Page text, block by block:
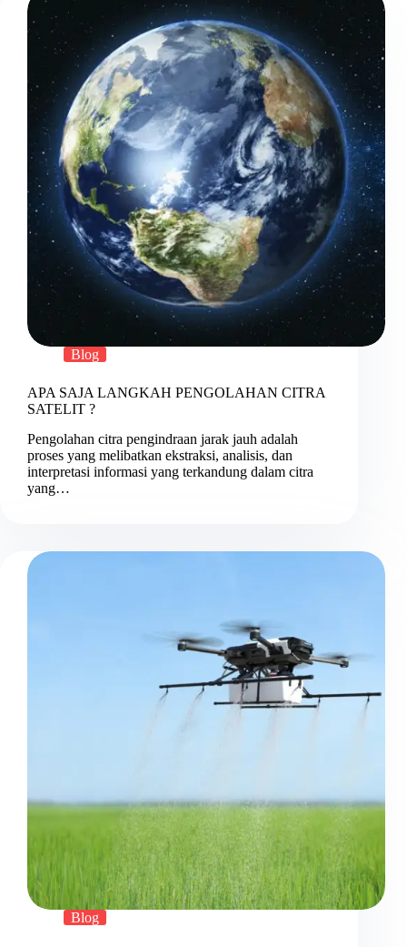
Blog
APA SAJA LANGKAH PENGOLAHAN CITRA
SATELIT ?
Pengolahan citra pengindraan jarak jauh adalah
proses yang melibatkan ekstraksi, analisis, dan
interpretasi informasi yang terkandung dalam citra
yang…
Blog